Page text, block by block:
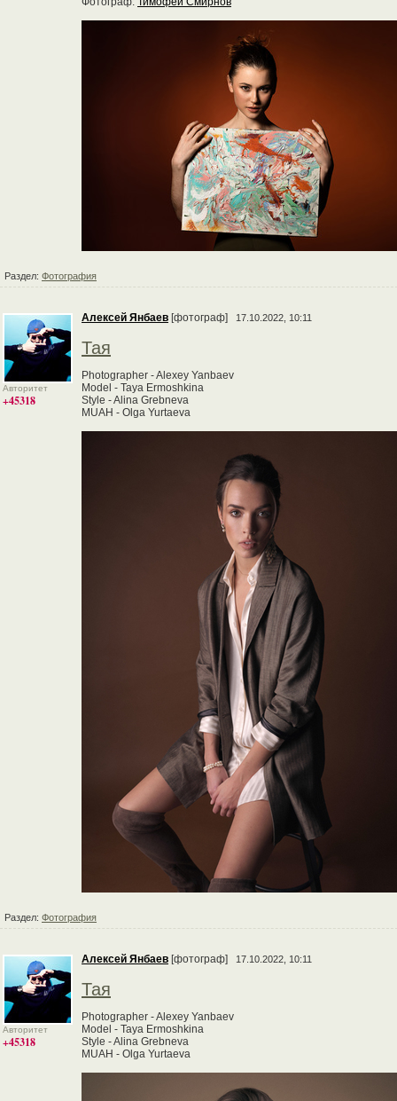
Раздел: Фотография
Авторитет
+45318
Алексей Янбаев [фотограф] 17.10.2022, 10:11
Тая
Photographer - Alexey Yanbaev
Model - Taya Ermoshkina
Style - Alina Grebneva
MUAH - Olga Yurtaeva
Раздел: Фотография
Авторитет
+45318
Алексей Янбаев [фотограф] 17.10.2022, 10:11
Тая
Photographer - Alexey Yanbaev
Model - Taya Ermoshkina
Style - Alina Grebneva
MUAH - Olga Yurtaeva